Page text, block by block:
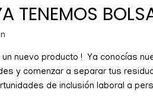
TENEMOS
nuevo producto ! Ya conocías
y comenzar a separar tus
de inclusión laboral a